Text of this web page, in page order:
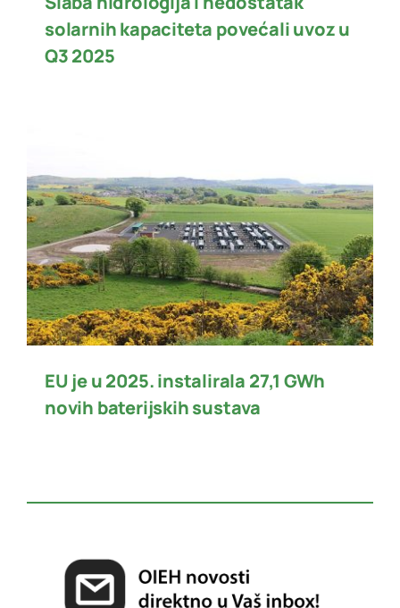
solarnih kapaciteta povećali uvoz u
Q3 2025
EU je u 2025. instalirala 27,1 GWh
novih baterijskih sustava